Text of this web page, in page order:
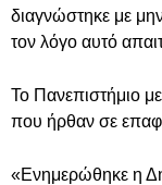
διαγνώστηκε με
τον λόγο αυτό
Το Πανεπιστήμιο
που ήρθαν σε
«Ενημερώθηκε η